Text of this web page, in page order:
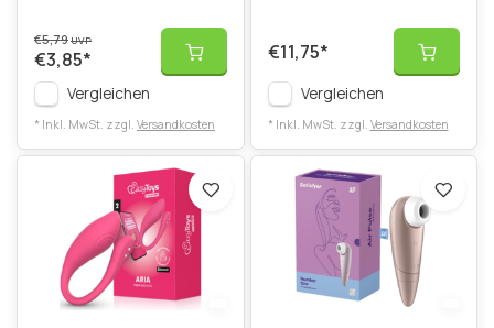
€5,79UVP
€3,85*
Vergleichen
* Inkl. MwSt. zzgl. Versandkosten
€11,75*
Vergleichen
* Inkl. MwSt. zzgl. Versandkosten